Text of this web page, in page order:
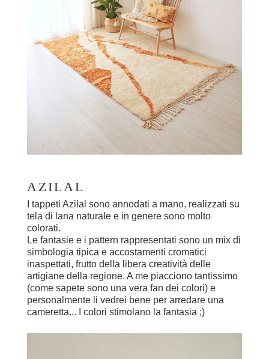
AZILAL
I tappeti Azilal sono annodati a mano, realizzati su
tela di lana naturale e in genere sono molto
colorati.
Le fantasie e i pattern rappresentati sono un mix di
simbologia tipica e accostamenti cromatici
inaspettati, frutto della libera creatività delle
artigiane della regione. A me piacciono tantissimo
(come sapete sono una vera fan dei colori) e
personalmente li vedrei bene per arredare una
cameretta... I colori stimolano la fantasia ;)